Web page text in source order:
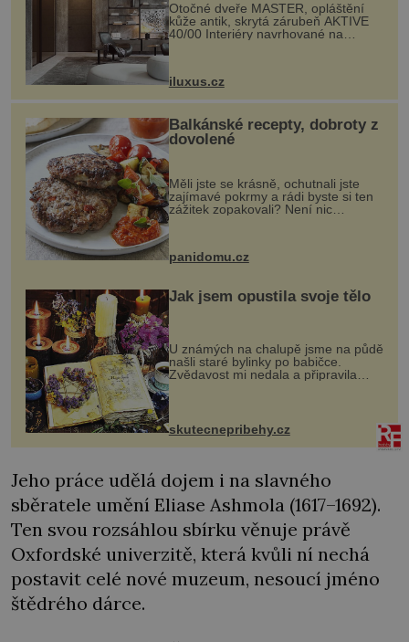
Otočné dveře MASTER, opláštění
kůže antik, skrytá zárubeň AKTIVE
40/00 Interiéry navrhované na
zakázku často vyžadují atypické
rozměry nejen nábytku, ale i
dnes umož...
iluxus.cz
Balkánské recepty, dobroty z
dovolené
Měli jste se krásně, ochutnali jste
zajímavé pokrmy a rádi byste si ten
zážitek zopakovali? Není nic
snazšího. Pljeskavica (10 porcí)
Možná jste ji ochutnali na dovolené v
bývalé Jugoslávii, lze ji vi...
panidomu.cz
Jak jsem opustila svoje tělo
U známých na chalupě jsme na půdě
našli staré bylinky po babičce.
Zvědavost mi nedala a připravila
jsem si z nich lektvar… Zimní pobyt
na chalupě se pro mě vlastní vinou
změnil v děsivý zážitek, na kt...
skutecnepribehy.cz
Jeho práce udělá dojem i na slavného
sběratele umění Eliase Ashmola (1617–1692).
Ten svou rozsáhlou sbírku věnuje právě
Oxfordské univerzitě, která kvůli ní nechá
postavit celé nové muzeum, nesoucí jméno
štědrého dárce.